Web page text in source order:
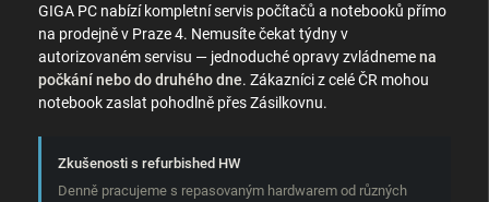
GIGA PC nabízí kompletní servis počítačů a notebooků přímo
na prodejně v Praze 4. Nemusíte čekat týdny v
autorizovaném servisu — jednoduché opravy zvládnemena
počkání nebo do druhého dne. Zákazníci z celé ČR mohou
notebook zaslat pohodlně přes Zásilkovnu.
Zkušenosti s refurbished HW
Denně pracujeme s repasovaným hardwarem od různých